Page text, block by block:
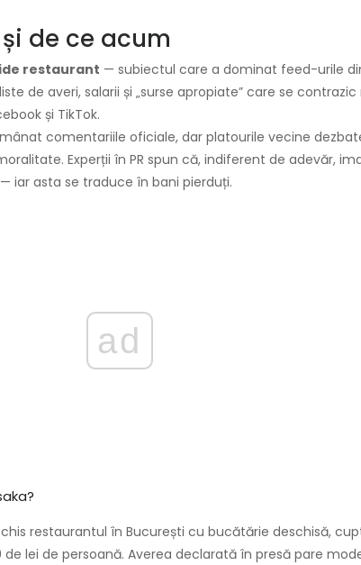
de ce acum
restaurant — subiectul care a dominat feed-urile
de averi, salarii și „surse apropiate” care se
și TikTok.
comentariile oficiale, dar platourile vecine
Experții în PR spun că, indiferent de adevăr,
iar asta se traduce în bani pierduți.
ad
restaurantul în București cu bucătărie deschisă,
lei de persoană. Averea declarată în presă pare